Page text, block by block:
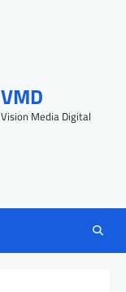
VMD
Vision Media Digital